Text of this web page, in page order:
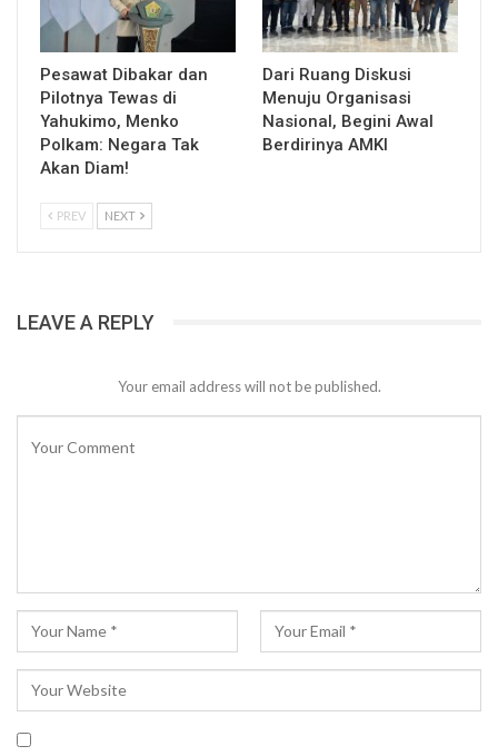
Pesawat Dibakar dan
Pilotnya Tewas di
Yahukimo, Menko
Polkam: Negara Tak
Akan Diam!
Dari Ruang Diskusi
Menuju Organisasi
Nasional, Begini Awal
Berdirinya AMKI
PREV NEXT
LEAVE A REPLY
Your email address will not be published.